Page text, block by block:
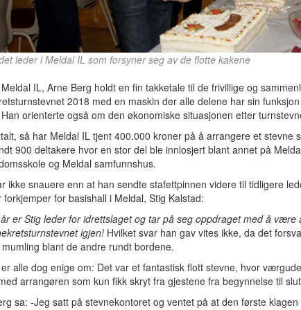
leder i Meldal IL som forsyner seg av de flotte kakene
IL, Arne Berg holdt en fin takketale til de frivillige og
2018 med en maskin der alle delene har sin
orienterte også om den økonomiske situasjonen etter
så har Meldal IL tjent 400.000 kroner på å arrangere et stevne
900 deltakere hvor en stor del ble innlosjert blant annet på
og Meldal samfunnshus.
ikke snauere enn at han sendte stafettpinnen videre til tidligere
forkjemper for basishall i Meldal, Stig Kalstad:
er Stig leder for idrettslaget og tar på seg oppdraget med å være
igjen! Hvilket svar han gav vites ikke, da det
blant de andre rundt bordene.
alle dog enige om: Det var et fantastisk flott stevne, hvor
arrangøren som kun fikk skryt fra gjestene fra begynnelse til
sa: -Jeg satt på stevnekontoret og ventet på at den første klagen